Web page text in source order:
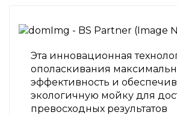
Эта инновационная
ополаскивания
эффективность и
экологичную мойку для
превосходных результатов